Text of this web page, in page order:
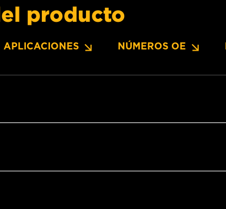
producto
APLICACIONES NÚMEROS OE